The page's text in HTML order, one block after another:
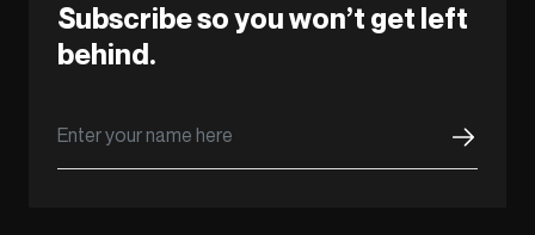
Subscribe so you won’t get left
behind.